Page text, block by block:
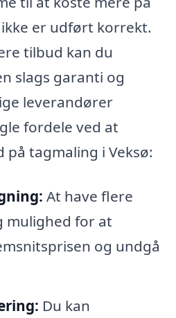
er udført korrekt.
tilbud kan du
slags garanti og
leverandører
fordele ved at
tagmaling i Veksø:
At have flere
mulighed for at
og undgå
Du kan